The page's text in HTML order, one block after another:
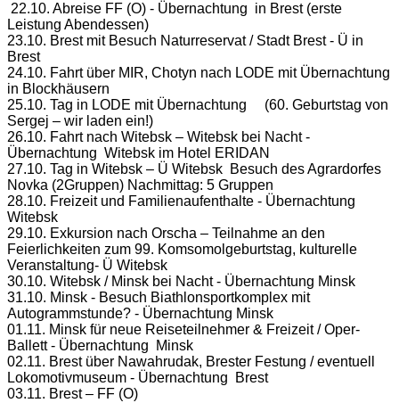
22.10. Abreise FF (O) - Übernachtung in Brest (erste
Leistung Abendessen)
23.10. Brest mit Besuch Naturreservat / Stadt Brest - Ü in
Brest
24.10. Fahrt über MIR, Chotyn nach LODE mit Übernachtung
in Blockhäusern
25.10. Tag in LODE mit Übernachtung
(60. Geburtstag von
Sergej – wir laden ein!)
26.10. Fahrt nach Witebsk – Witebsk bei Nacht -
Übernachtung Witebsk im Hotel ERIDAN
27.10. Tag in Witebsk – Ü Witebsk Besuch des Agrardorfes
Novka (2Gruppen) Nachmittag: 5 Gruppen
28.10. Freizeit und Familienaufenthalte - Übernachtung
Witebsk
29.10. Exkursion nach Orscha – Teilnahme an den
Feierlichkeiten zum 99. Komsomolgeburtstag, kulturelle
Veranstaltung- Ü Witebsk
30.10. Witebsk / Minsk bei Nacht - Übernachtung Minsk
31.10. Minsk - Besuch Biathlonsportkomplex mit
Autogrammstunde? - Übernachtung Minsk
01.11. Minsk für neue Reiseteilnehmer & Freizeit / Oper-
Ballett - Übernachtung Minsk
02.11. Brest über Nawahrudak, Brester Festung / eventuell
Lokomotivmuseum - Übernachtung Brest
03.11. Brest – FF (O)